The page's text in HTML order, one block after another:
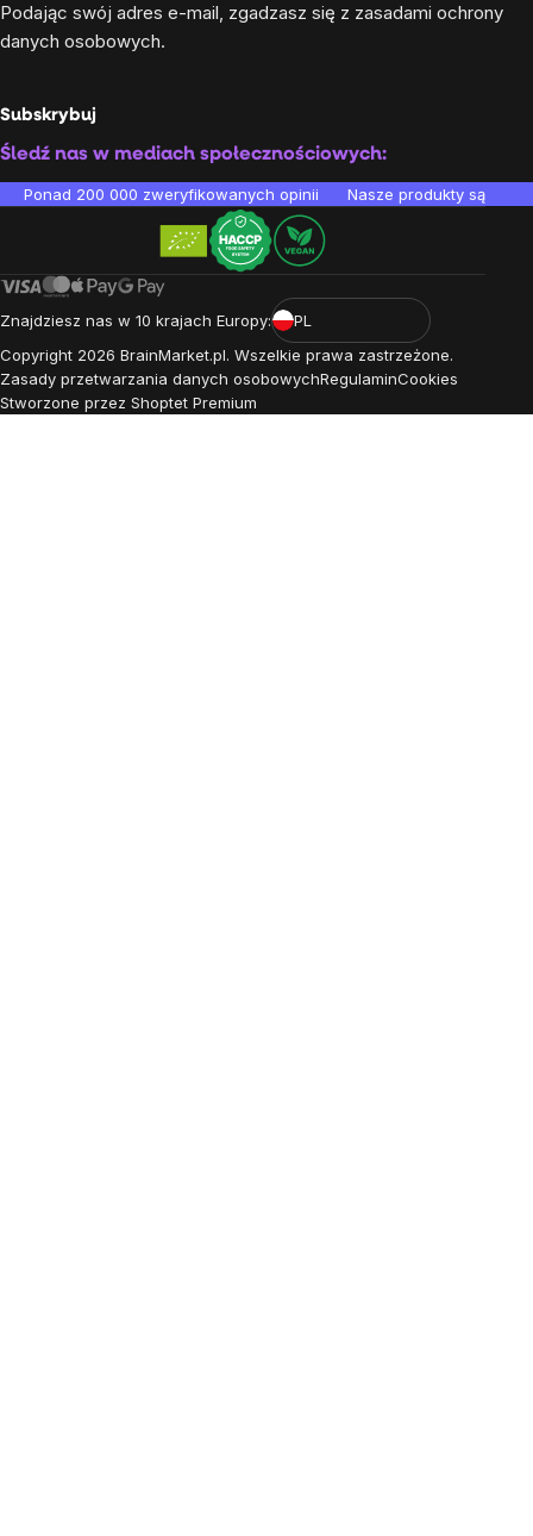
Podając swój adres e-mail, zgadzasz się z zasadami ochrony
danych osobowych.
Subskrybuj
Śledź nas w mediach społecznościowych:
Ponad 200 000 zweryfikowanych opinii Nasze produkty są
Znajdziesz nas w 10 krajach Europy:
PL
Copyright 2026 BrainMarket.pl. Wszelkie prawa zastrzeżone.
Zasady przetwarzania danych osobowychRegulaminCookies
Stworzone przez Shoptet Premium